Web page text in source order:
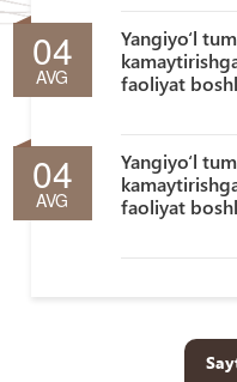
04
AVG
Yangiyo‘l
faoliyat
04
AVG
Yangiyo‘l
faoliyat